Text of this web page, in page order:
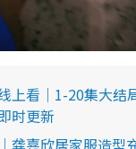
上看｜1-20集大结
时更新
龚嘉欣居家服造型